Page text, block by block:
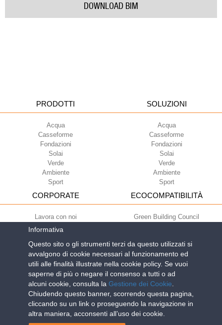
DOWNLOAD BIM
PRODOTTI
Acqua
Casseforme
Fondazioni
Solai
Verde
Ambiente
Sport
SOLUZIONI
Acqua
Casseforme
Fondazioni
Solai
Verde
Ambiente
Sport
CORPORATE
Lavora con noi
Termini di utilizzo
Newsletter
ECOCOMPATIBILITÀ
Green Building Council
Geoplast S.p.A.
| Via Martiri della Libertà, 6/8 - 35010 Grantorto (Padova)
ITALY - Tel+39 049 9490289 - info@geoplastglobal.com
Reg. Impr. PD. n. 03285310284 - R.E.A. n. 300667 P.IVA e C.F.
03285310284 | Cap. Soc. Euro 2.000.000 i.v. | PRIVACY POLICY
FESR Regione del Veneto
Informativa
Questo sito o gli strumenti terzi da questo utilizzati si
avvalgono di cookie necessari al funzionamento ed
utili alle finalità illustrate nella cookie policy. Se vuoi
saperne di più o negare il consenso a tutti o ad
alcuni cookie, consulta la Gestione dei Cookie
Chiudendo questo banner, scorrendo questa pagina,
cliccando su un link o proseguendo la navigazione in
altra maniera, acconsenti all’uso dei cookie.